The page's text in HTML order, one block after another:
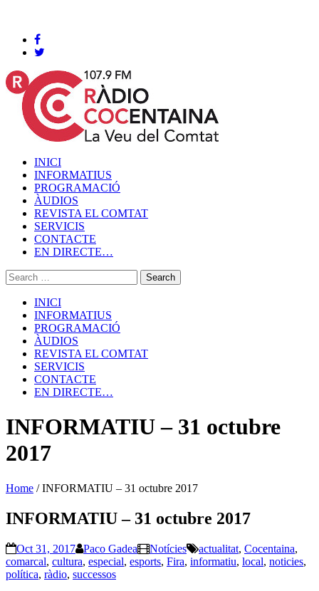
INICI
INFORMATIUS
PROGRAMACIÓ
ÀUDIOS
REVISTA EL COMTAT
SERVICIS
CONTACTE
EN DIRECTE…
INICI
INFORMATIUS
PROGRAMACIÓ
ÀUDIOS
REVISTA EL COMTAT
SERVICIS
CONTACTE
EN DIRECTE…
INFORMATIU – 31 octubre
2017
Home /INFORMATIU – 31 octubre 2017
INFORMATIU – 31 octubre 2017
Oct 31, 2017 Paco Gadea Notícies actualitat, Cocentaina,
comarcal, cultura, especial, esports, Fira, informatiu, local, noticies,
política, ràdio, successos